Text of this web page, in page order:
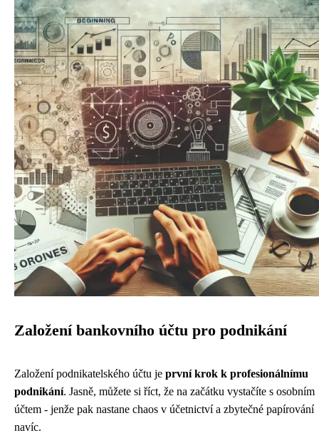
Založení bankovního účtu pro podnikání
Založení podnikatelského účtu je první krok k profesionálnímu
podnikání. Jasně, můžete si říct, že na začátku vystačíte s osobním
účtem - jenže pak nastane chaos v účetnictví a zbytečné papírování
navíc.